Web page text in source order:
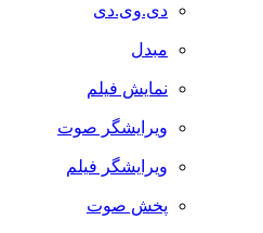
دی.وی.دی
مبدل
نمایش فیلم
ویرایشگر صوت
ویرایشگر فیلم
پخش صوت